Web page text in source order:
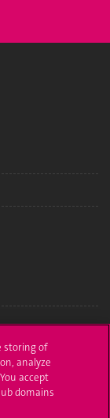
storing of
analyze
accept
domains